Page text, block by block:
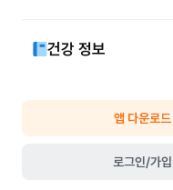
건강 정보
앱 다운로드
로그인/가입